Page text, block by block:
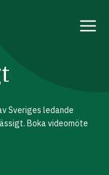
Sveriges ledande
Boka videomöte